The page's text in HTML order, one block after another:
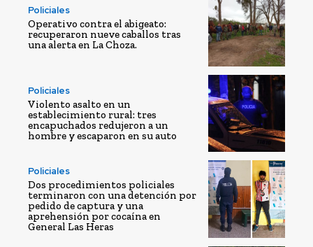
Policiales
Operativo contra el abigeato:
recuperaron nueve caballos tras
una alerta en La Choza.
Policiales
Violento asalto en un
establecimiento rural: tres
encapuchados redujeron a un
hombre y escaparon en su auto
Policiales
Dos procedimientos policiales
terminaron con una detención por
pedido de captura y una
aprehensión por cocaína en
General Las Heras